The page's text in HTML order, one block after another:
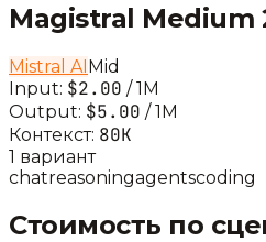
Magistral Medium
Mistral AIMid
Input: $2.00 / 1M
Output: $5.00 / 1M
Контекст: 80K
1 вариант
chatreasoningagentscoding
Стоимость по